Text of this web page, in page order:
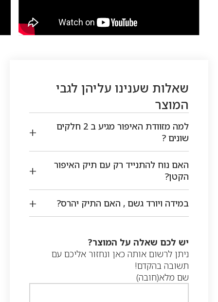
שאלות שענינו עליהן לגבי
המוצר
למה מזוודת האיפור מגיע ב 2 חלקים
שונים ?
האם נוח להתנייד רק עם תיק האיפור
הקטן?
במידה ויורד גשם , האם התיק יהרס?
יש לכם שאלה על המוצר?
ניתן לרשום אותה כאן ונחזור אליכם עם
תשובה בהקדם!
שם מלא(חובה)